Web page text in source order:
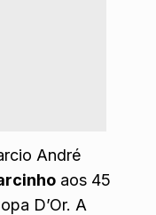
André
aos 45
D’Or. A